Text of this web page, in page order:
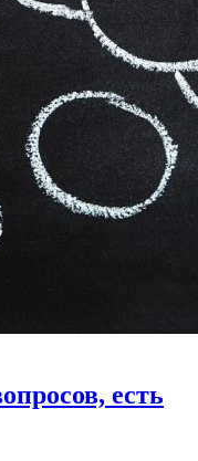
есть